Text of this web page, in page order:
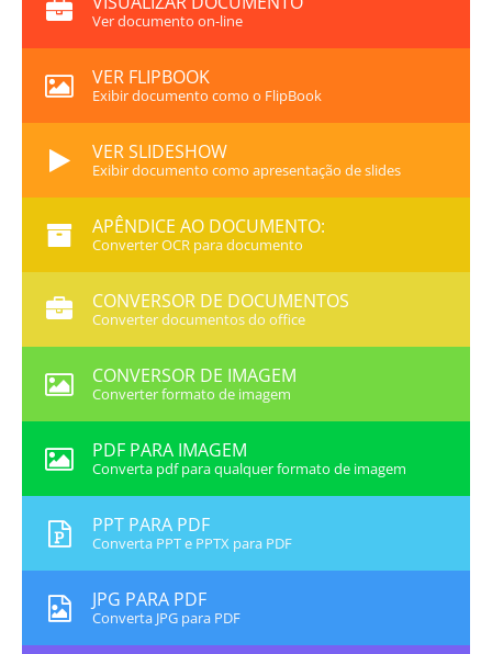
Ver documento on-line
VER FLIPBOOK
Exibir documento como o FlipBook
VER SLIDESHOW
Exibir documento como apresentação de slides
APÊNDICE AO DOCUMENTO:
Converter OCR para documento
CONVERSOR DE DOCUMENTOS
Converter documentos do office
CONVERSOR DE IMAGEM
Converter formato de imagem
PDF PARA IMAGEM
Converta pdf para qualquer formato de imagem
PPT PARA PDF
Converta PPT e PPTX para PDF
JPG PARA PDF
Converta JPG para PDF